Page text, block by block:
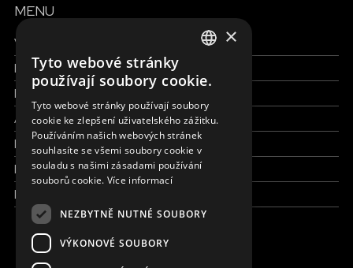
MENU
Všechny formy pomoci
Finance a reporty
Pracujte s námi
Aktuálně
Kdo jsme
Kde pracujeme
Kontaktujte nás
CZECH
×
Tyto webové stránky
používají soubory cookie.
Tyto webové stránky používají soubory
cookie ke zlepšení uživatelského zážitku.
Používáním našich webových stránek
souhlasíte se všemi soubory cookie v
souladu s našimi zásadami používání
souborů cookie. Více informací
NEZBYTNĚ NUTNÉ SOUBORY
VÝKONOVÉ SOUBORY